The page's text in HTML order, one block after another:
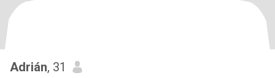
Adrián, 31